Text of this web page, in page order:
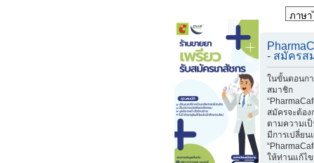
- สมัครส
ในขั้นตอนก
สมาชิก
สมัครจะต้อ
ตามความเ
มีการเปลี่ยน
ให้ท่านแก้ไข